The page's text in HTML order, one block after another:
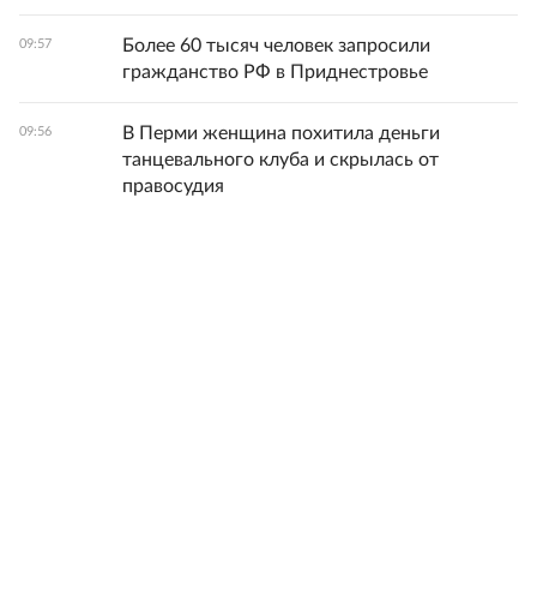
09:57
Более 60 тысяч человек запросили
гражданство РФ в Приднестровье
09:56
В Перми женщина похитила деньги
танцевального клуба и скрылась от
правосудия